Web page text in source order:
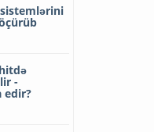
-
edir?